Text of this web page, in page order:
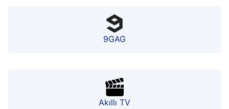
9GAG
Akıllı TV